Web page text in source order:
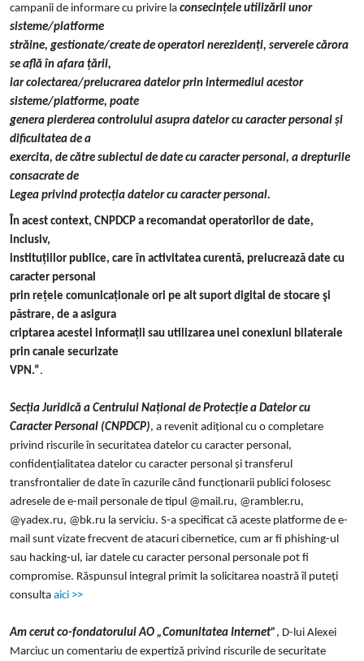
campanii de informare cu privire laconsecințele utilizării unor
sisteme/platforme
străine, gestionate/create de operatori nerezidenți, serverele cărora
se află în afara țării,
iar colectarea/prelucrarea datelor prin intermediul acestor
sisteme/platforme, poate
genera pierderea controlului asupra datelor cu caracter personal și
dificultatea de a
exercita, de către subiectul de date cu caracter personal, a drepturile
consacrate de
Legea privind protecția datelor cu caracter personal.
În acest context, CNPDCP a recomandat operatorilor de date,
inclusiv,
instituțiilor publice, care în activitatea curentă, prelucrează date cu
caracter personal
prin rețele comunicaționale ori pe alt suport digital de stocare şi
păstrare, de a asigura
criptarea acestei informații sau utilizarea unei conexiuni bilaterale
prin canale securizate
VPN.”.
Secția Juridică a Centrului Național de Protecție a Datelor cu
Caracter Personal (CNPDCP), a revenit adițional cu o completare
privind riscurile în securitatea datelor cu caracter personal,
confidențialitatea datelor cu caracter personal și transferul
transfrontalier de date în cazurile când funcționarii publici folosesc
adresele de e-mail personale de tipul @mail.ru, @rambler.ru,
@yadex.ru, @bk.ru la serviciu. S-a specificat că aceste platforme de e-
mail sunt vizate frecvent de atacuri cibernetice, cum ar fi phishing-ul
sau hacking-ul, iar datele cu caracter personal personale pot fi
compromise. Răspunsul integral primit la solicitarea noastră îl puteți
consultaaici >>
Am cerut co-fondatorului AO „Comunitatea Internet”, D-lui Alexei
Marciuc un comentariu de expertiză privind riscurile de securitate